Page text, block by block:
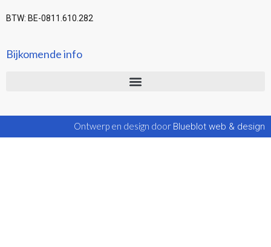
BTW: BE-0811.610.282
Bijkomende info
Ontwerp en design door Blueblot web & design